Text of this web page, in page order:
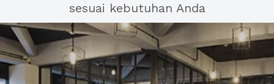
sesuai kebutuhan Anda